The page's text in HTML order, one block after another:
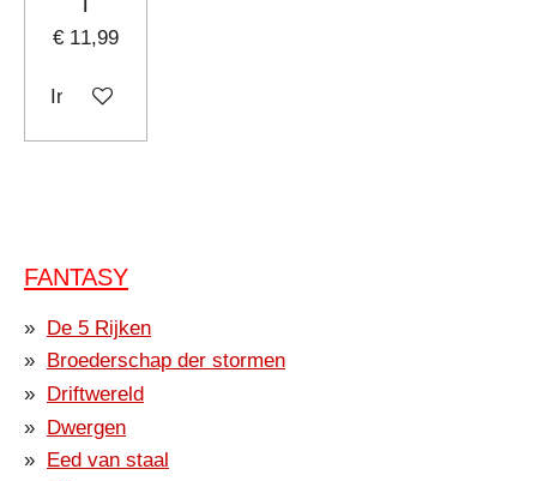
€ 11,99
In winkelwagen
FANTASY
De 5 Rijken
Broederschap der stormen
Driftwereld
Dwergen
Eed van staal